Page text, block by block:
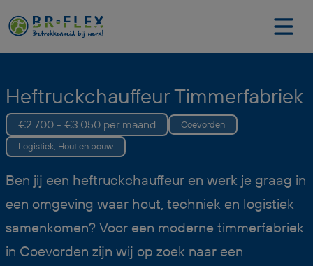
Heftruckchauffeur Timmerfabriek
€2.700 - €3.050 per maand
Coevorden
Logistiek, Hout en bouw
Ben jij een heftruckchauffeur en werk je graag in
een omgeving waar hout, techniek en logistiek
samenkomen? Voor een moderne timmerfabriek
in Coevorden zijn wij op zoek naar een